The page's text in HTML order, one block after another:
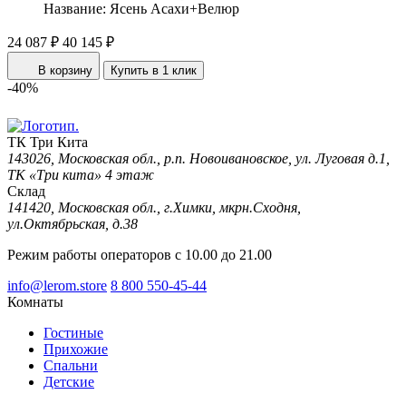
Название: Ясень Асахи+Велюр
24 087 ₽ 40 145 ₽
В корзину Купить в 1 клик
-40%
ТК Три Кита
143026, Московская обл., р.п. Новоивановское, ул. Луговая д.1,
ТК «Три кита» 4 этаж
Склад
141420, Московская обл., г.Химки, мкрн.Сходня,
ул.Октябрьская, д.38
Режим работы операторов с 10.00 до 21.00
info@lerom.store 8 800 550-45-44
Комнаты
Гостиные
Прихожие
Спальни
Детские